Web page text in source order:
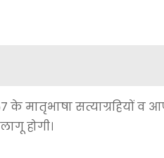
के मातृभाषा सत्याग्रहियों व
होगी।